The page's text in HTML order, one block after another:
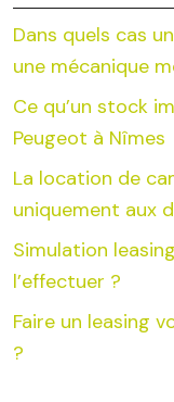
Dans quels cas
une mécanique
Ce qu’un stock
Peugeot à Nîmes
La location de
uniquement aux
Simulation
l’effectuer ?
Faire un leasing
?